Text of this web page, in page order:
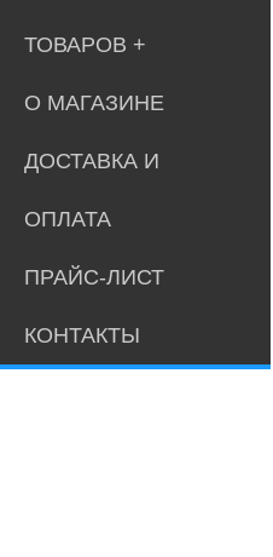
ТОВАРОВ
О МАГАЗИНЕ
ДОСТАВКА И
ОПЛАТА
ПРАЙС-ЛИСТ
КОНТАКТЫ